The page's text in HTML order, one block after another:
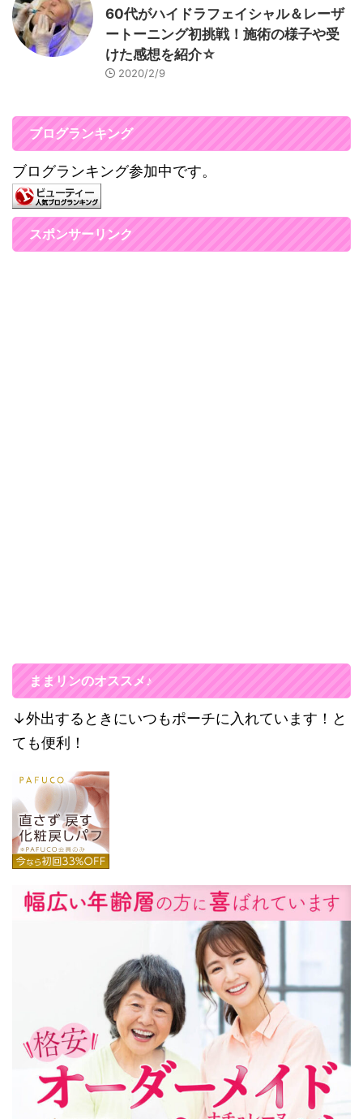
60代がハイドラフェイシャル＆レーザ
ートーニング初挑戦！施術の様子や受
けた感想を紹介☆
2020/2/9
ブログランキング
ブログランキング参加中です。
スポンサーリンク
ままリンのオススメ♪
↓外出するときにいつもポーチに入れています！と
ても便利！